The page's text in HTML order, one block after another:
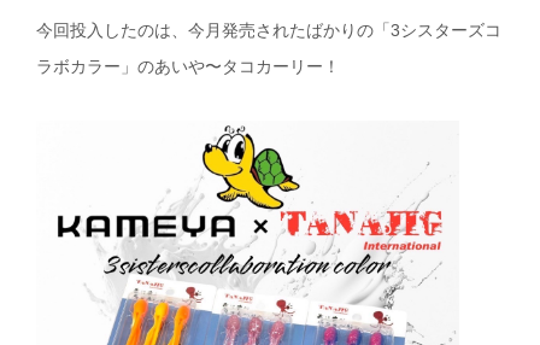
今回投入したのは、今月発売されたばかりの「3シスターズコ
ラボカラー」のあいや〜タコカーリー！